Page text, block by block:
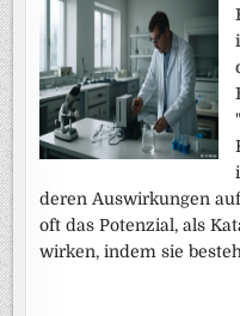
deren Auswirkungen
oft das Potenzial, als
wirken, indem sie